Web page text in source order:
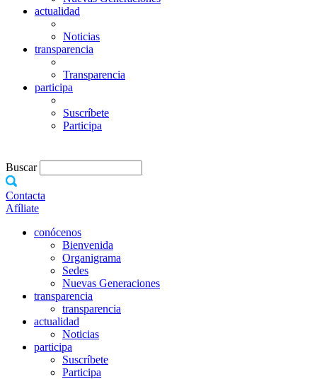
actualidad
Noticias
transparencia
Transparencia
participa
Suscríbete
Participa
Buscar
Contacta
Afíliate
conócenos
Bienvenida
Organigrama
Sedes
Nuevas Generaciones
transparencia
transparencia
actualidad
Noticias
participa
Suscríbete
Participa